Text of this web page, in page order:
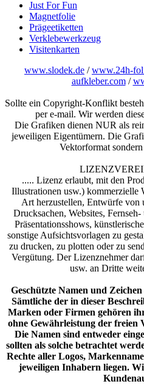
Just For Fun
Magnetfolie
Prägeetiketten
Verklebewerkzeug
Visitenkarten
www.slodek.de /www.24h-
aufkleber.com/
Sollte ein Copyright-Konflikt
per e-mail. Wir werden
Die Grafiken dienen NUR als
jeweiligen Eigentümern. Die
Vektorformat
..... Lizenz erlaubt, mit den
Illustrationen usw.) kommerzielle
Art herzustellen, Entwürfe von
Drucksachen, Websites,
Präsentationsshows,
sonstige Aufsichtsvorlagen zu
zu drucken, zu plotten oder zu
Vergütung. Der Lizenznehmer
usw. an Dritte
Geschützte Namen und
Sämtliche der in dieser
Marken oder Firmen gehören
ohne Gewährleistung der freien
Die Namen sind entweder
sollten als solche betrachtet
Rechte aller Logos,
jeweiligen Inhabern liegen.